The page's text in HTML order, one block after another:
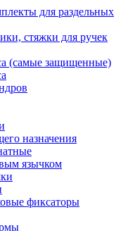
для раздельных
стяжки для ручек
(самые защищенные)
назначения
язычком
фиксаторы